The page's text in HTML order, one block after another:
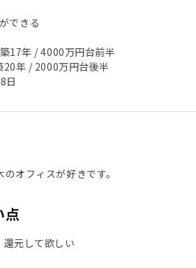
できる
17年 / 4000万円台前半
20年 / 2000万円台後半
日
オフィスが好きです。
点
還元して欲しい